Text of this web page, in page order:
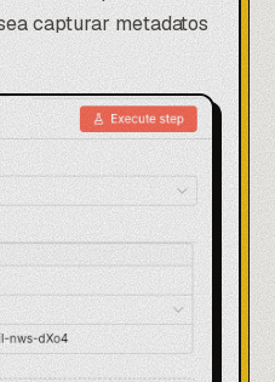
capturar metadatos